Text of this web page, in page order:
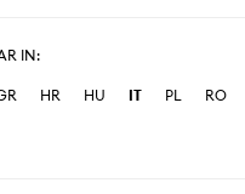
IN:
HR HU IT PL RO